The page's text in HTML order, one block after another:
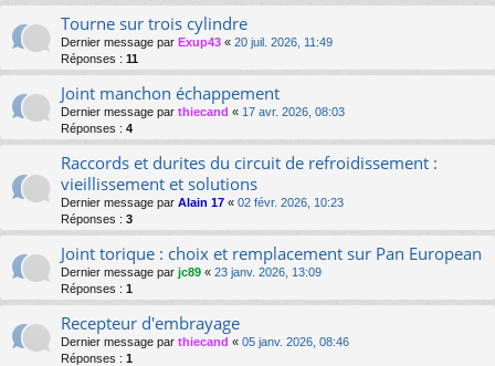
Tourne sur trois cylindre
Dernier message par Exup43 « 20 juil. 2026, 11:49
Réponses : 11
Joint manchon échappement
Dernier message par thiecand « 17 avr. 2026, 08:03
Réponses : 4
Raccords et durites du circuit de refroidissement :
vieillissement et solutions
Dernier message par Alain 17 « 02 févr. 2026, 10:23
Réponses : 3
Joint torique : choix et remplacement sur Pan European
Dernier message par jc89 « 23 janv. 2026, 13:09
Réponses : 1
Recepteur d'embrayage
Dernier message par thiecand « 05 janv. 2026, 08:46
Réponses : 1